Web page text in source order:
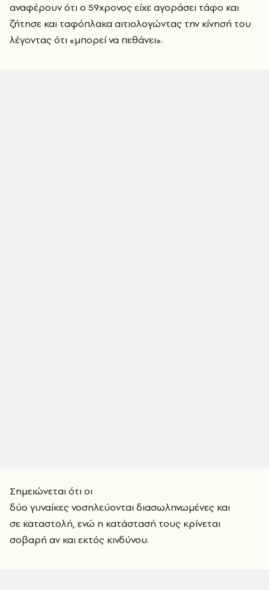
αναφέρουν ότι ο 59χρονος είχε αγοράσει τάφο και
ζήτησε και ταφόπλακα αιτιολογώντας την κίνησή του
λέγοντας ότι «μπορεί να πεθάνει».
Σημειώνεται ότι οι
δύο γυναίκες νοσηλεύονται διασωληνωμένες και
σε καταστολή, ενώ η κατάστασή τους κρίνεται
σοβαρή αν και εκτός κινδύνου.